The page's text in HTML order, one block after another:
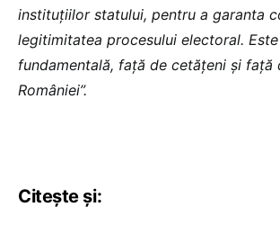
instituțiilor statului, pentru a garanta
legitimitatea procesului electoral.
fundamentală, față de cetățeni și față
României”.
Citește și: